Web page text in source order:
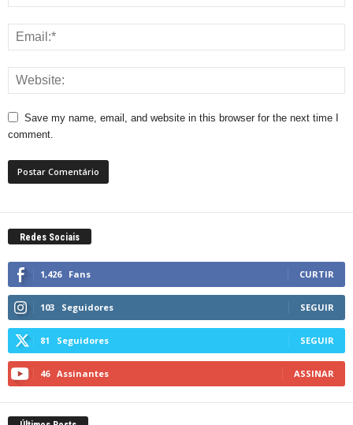
Save my name, email, and website in this browser for the next time I
comment.
Redes Sociais
1,426 Fans CURTIR
103 Seguidores SEGUIR
81 Seguidores SEGUIR
46 Assinantes ASSINAR